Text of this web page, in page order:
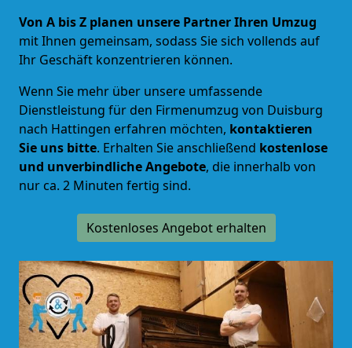
Von A bis Z planen unsere Partner Ihren Umzug
mit Ihnen gemeinsam, sodass Sie sich vollends auf
Ihr Geschäft konzentrieren können.
Wenn Sie mehr über unsere umfassende
Dienstleistung für den Firmenumzug von Duisburg
nach Hattingen erfahren möchten, kontaktieren
Sie uns bitte. Erhalten Sie anschließend kostenlose
und unverbindliche Angebote, die innerhalb von
nur ca. 2 Minuten fertig sind.
Kostenloses Angebot erhalten